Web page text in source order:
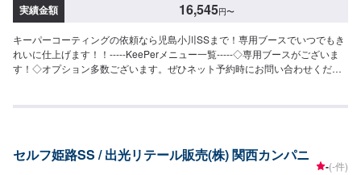
倒的な厚みを持つコーティング被膜で水と共にホコリや汚れを弾く！これま
S：126,200円M：137,500円L：153,200円LL：163,400円XL：178,000円
【樹脂フェンダーキーパー】（施工時間：50分〜）紫外線から無塗装の樹脂
パーツの色や艶を守ります6,280〜17,400円（樹脂パーツの大きさによって
問い合わせください＞＞
実績金額 16,545円〜
キーパーコーティングの依頼なら児島小川SSまで！専用ブースでいつでもき
れいに仕上げます！！-----KeePerメニュー一覧-----◇専用ブースがございま
す！◇オプション多数ございます。ぜひネット予約時にお問い合わせくださ
22,800円L：25,000円LL：29,800円XL：34,500円※軽研磨は別途料金【フレ
円XL：45,000円※軽研磨は別途料金【ダイヤモンドキーパー】（施工時間：
6〜8時間、耐久：3年(1年に1度のメンテナンスで5年)）強い撥水力を持ち、
セルフ姫路SS / 出光リテール販売(株) 関西カンパニ
-(-件)